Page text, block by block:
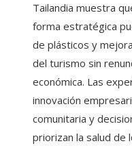
Tailandia muestra
forma estratégica
de plásticos y
del turismo sin
económica. Las
innovación
comunitaria y
priorizan la salud de